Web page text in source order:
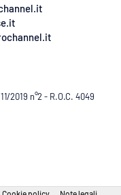
2019 n°2 - R.O.C. 4049